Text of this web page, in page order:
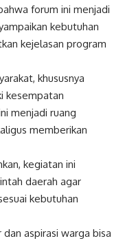
forum ini menjadi
kebutuhan
kejelasan program
khususnya
kesempatan
menjadi ruang
memberikan
kegiatan ini
daerah agar
kebutuhan
aspirasi warga bisa